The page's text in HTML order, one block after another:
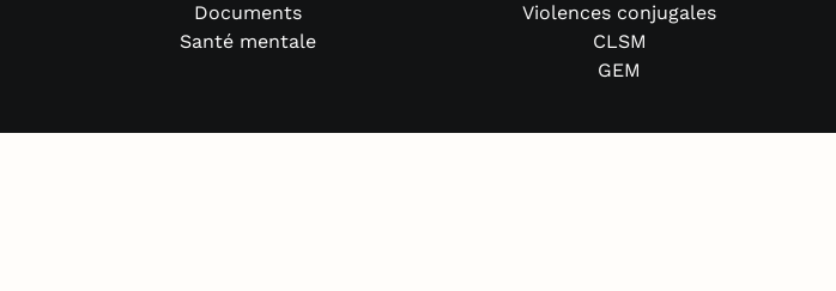
Documents
Santé mentale
Violences conjugales
CLSM
GEM